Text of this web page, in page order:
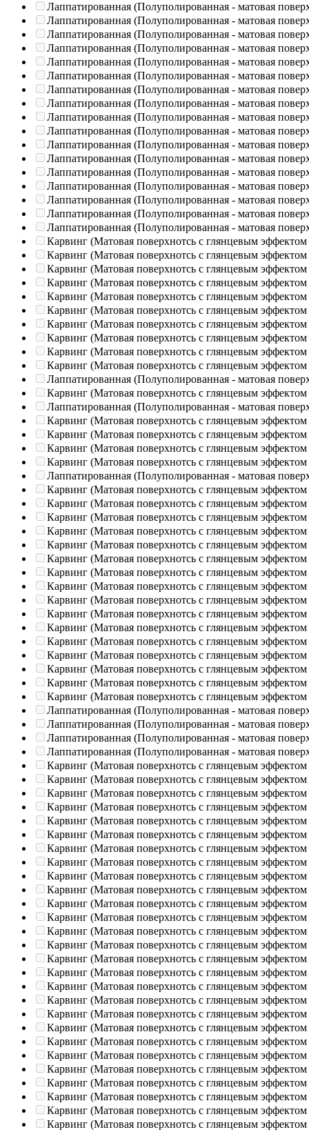
Лаппатированная (Полуполированная - матовая
Лаппатированная (Полуполированная - матовая
Лаппатированная (Полуполированная - матовая
Лаппатированная (Полуполированная - матовая
Лаппатированная (Полуполированная - матовая
Лаппатированная (Полуполированная - матовая
Лаппатированная (Полуполированная - матовая
Лаппатированная (Полуполированная - матовая
Лаппатированная (Полуполированная - матовая
Лаппатированная (Полуполированная - матовая
Лаппатированная (Полуполированная - матовая
Лаппатированная (Полуполированная - матовая
Лаппатированная (Полуполированная - матовая
Лаппатированная (Полуполированная - матовая
Лаппатированная (Полуполированная - матовая
Лаппатированная (Полуполированная - матовая
Лаппатированная (Полуполированная - матовая
Карвинг (Матовая поверхнотсь с глянцевым эффектом
Карвинг (Матовая поверхнотсь с глянцевым эффектом
Карвинг (Матовая поверхнотсь с глянцевым эффектом
Карвинг (Матовая поверхнотсь с глянцевым эффектом
Карвинг (Матовая поверхнотсь с глянцевым эффектом
Карвинг (Матовая поверхнотсь с глянцевым эффектом
Карвинг (Матовая поверхнотсь с глянцевым эффектом
Карвинг (Матовая поверхнотсь с глянцевым эффектом
Карвинг (Матовая поверхнотсь с глянцевым эффектом
Карвинг (Матовая поверхнотсь с глянцевым эффектом
Лаппатированная (Полуполированная - матовая
Карвинг (Матовая поверхнотсь с глянцевым эффектом
Лаппатированная (Полуполированная - матовая
Карвинг (Матовая поверхнотсь с глянцевым эффектом
Карвинг (Матовая поверхнотсь с глянцевым эффектом
Карвинг (Матовая поверхнотсь с глянцевым эффектом
Карвинг (Матовая поверхнотсь с глянцевым эффектом
Лаппатированная (Полуполированная - матовая
Карвинг (Матовая поверхнотсь с глянцевым эффектом
Карвинг (Матовая поверхнотсь с глянцевым эффектом
Карвинг (Матовая поверхнотсь с глянцевым эффектом
Карвинг (Матовая поверхнотсь с глянцевым эффектом
Карвинг (Матовая поверхнотсь с глянцевым эффектом
Карвинг (Матовая поверхнотсь с глянцевым эффектом
Карвинг (Матовая поверхнотсь с глянцевым эффектом
Карвинг (Матовая поверхнотсь с глянцевым эффектом
Карвинг (Матовая поверхнотсь с глянцевым эффектом
Карвинг (Матовая поверхнотсь с глянцевым эффектом
Карвинг (Матовая поверхнотсь с глянцевым эффектом
Карвинг (Матовая поверхнотсь с глянцевым эффектом
Карвинг (Матовая поверхнотсь с глянцевым эффектом
Карвинг (Матовая поверхнотсь с глянцевым эффектом
Карвинг (Матовая поверхнотсь с глянцевым эффектом
Карвинг (Матовая поверхнотсь с глянцевым эффектом
Лаппатированная (Полуполированная - матовая
Лаппатированная (Полуполированная - матовая
Лаппатированная (Полуполированная - матовая
Лаппатированная (Полуполированная - матовая
Карвинг (Матовая поверхнотсь с глянцевым эффектом
Карвинг (Матовая поверхнотсь с глянцевым эффектом
Карвинг (Матовая поверхнотсь с глянцевым эффектом
Карвинг (Матовая поверхнотсь с глянцевым эффектом
Карвинг (Матовая поверхнотсь с глянцевым эффектом
Карвинг (Матовая поверхнотсь с глянцевым эффектом
Карвинг (Матовая поверхнотсь с глянцевым эффектом
Карвинг (Матовая поверхнотсь с глянцевым эффектом
Карвинг (Матовая поверхнотсь с глянцевым эффектом
Карвинг (Матовая поверхнотсь с глянцевым эффектом
Карвинг (Матовая поверхнотсь с глянцевым эффектом
Карвинг (Матовая поверхнотсь с глянцевым эффектом
Карвинг (Матовая поверхнотсь с глянцевым эффектом
Карвинг (Матовая поверхнотсь с глянцевым эффектом
Карвинг (Матовая поверхнотсь с глянцевым эффектом
Карвинг (Матовая поверхнотсь с глянцевым эффектом
Карвинг (Матовая поверхнотсь с глянцевым эффектом
Карвинг (Матовая поверхнотсь с глянцевым эффектом
Карвинг (Матовая поверхнотсь с глянцевым эффектом
Карвинг (Матовая поверхнотсь с глянцевым эффектом
Карвинг (Матовая поверхнотсь с глянцевым эффектом
Карвинг (Матовая поверхнотсь с глянцевым эффектом
Карвинг (Матовая поверхнотсь с глянцевым эффектом
Карвинг (Матовая поверхнотсь с глянцевым эффектом
Карвинг (Матовая поверхнотсь с глянцевым эффектом
Карвинг (Матовая поверхнотсь с глянцевым эффектом
Карвинг (Матовая поверхнотсь с глянцевым эффектом